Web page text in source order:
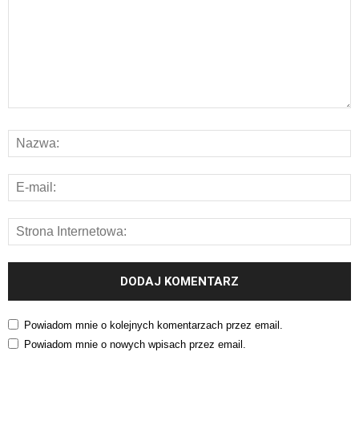
Powiadom mnie o kolejnych komentarzach przez email.
Powiadom mnie o nowych wpisach przez email.